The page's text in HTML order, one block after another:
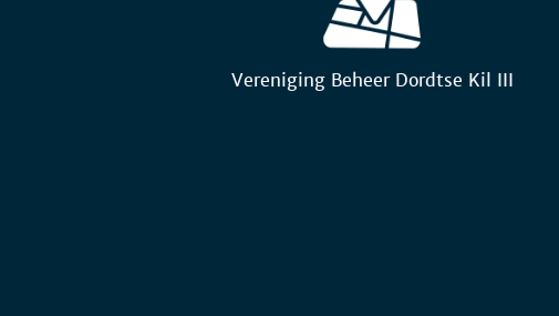
Vereniging Beheer Dordtse Kil III